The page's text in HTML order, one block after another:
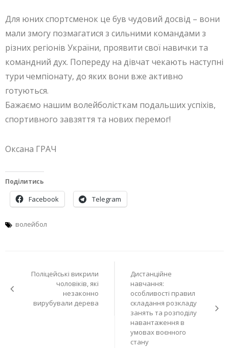
Для юних спортсменок це був чудовий досвід – вони
мали змогу позмагатися з сильними командами з
різних регіонів України, проявити свої навички та
командний дух. Попереду на дівчат чекають наступні
тури чемпіонату, до яких вони вже активно
готуються.
Бажаємо нашим волейболісткам подальших успіхів,
спортивного завзяття та нових перемог!
Оксана ГРАЧ
Поділитись
Facebook Telegram
волейбол
записів
Поліцейські викрили
чоловіків, які
незаконно
вирубували дерева
Дистанційне
навчання:
особливості правил
складання розкладу
занять та розподілу
навантаження в
умовах воєнного
стану